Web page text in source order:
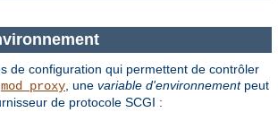
de configuration qui permettent de contrôler
mod_proxy , une variable d'environnementpeut
de protocole SCGI :